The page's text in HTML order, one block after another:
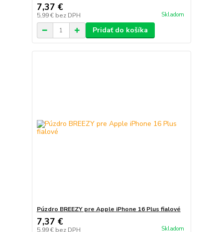
7,37 €
5,99 € bez DPH Skladom
Pridať do košíka
Púzdro BREEZY pre Apple iPhone 16 Plus fialové
7,37 €
5,99 € bez DPH Skladom